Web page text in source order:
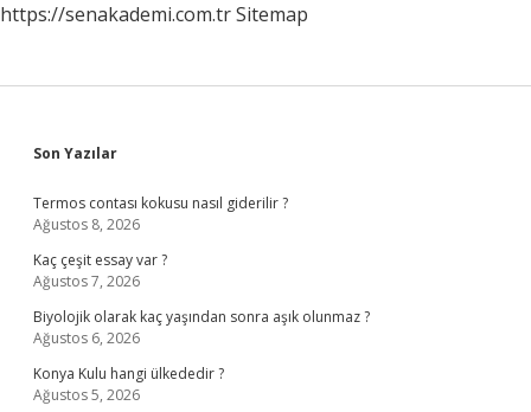
https://senakademi.com.trSitemap
Sidebar
Son Yazılar
Termos contası kokusu nasıl giderilir ?
Ağustos 8, 2026
Kaç çeşit essay var ?
Ağustos 7, 2026
Biyolojik olarak kaç yaşından sonra aşık olunmaz ?
Ağustos 6, 2026
Konya Kulu hangi ülkededir ?
Ağustos 5, 2026